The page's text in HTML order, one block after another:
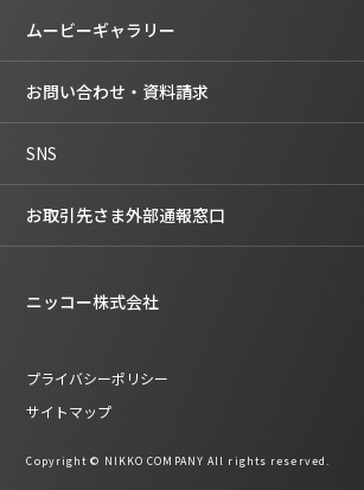
ムービーギャラリー
お問い合わせ・資料請求
SNS
お取引先さま外部通報窓口
ニッコー株式会社
プライバシーポリシー
サイトマップ
Copyright © NIKKO COMPANY All rights reserved.